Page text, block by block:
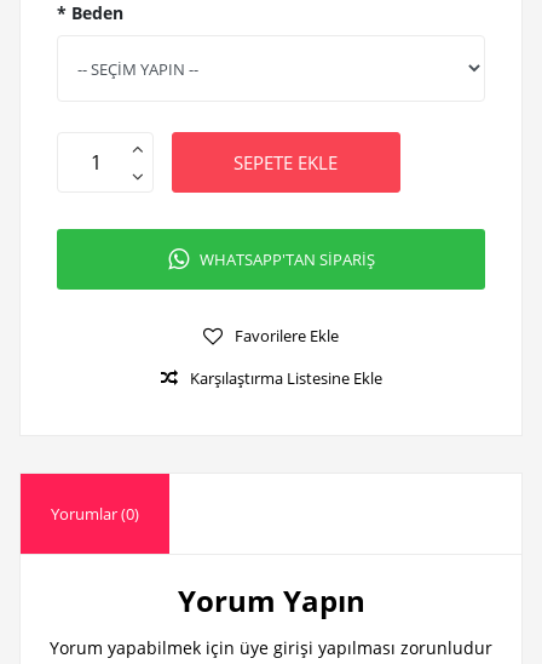
* Beden
SEPETE EKLE
WHATSAPP'TAN SİPARİŞ
Favorilere Ekle
Karşılaştırma Listesine Ekle
Yorumlar (0)
Yorum Yapın
Yorum yapabilmek için üye girişi yapılması zorunludur